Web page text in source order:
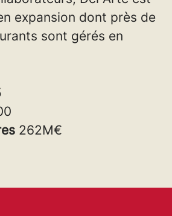
expansion dont près de
sont gérés en
262M€